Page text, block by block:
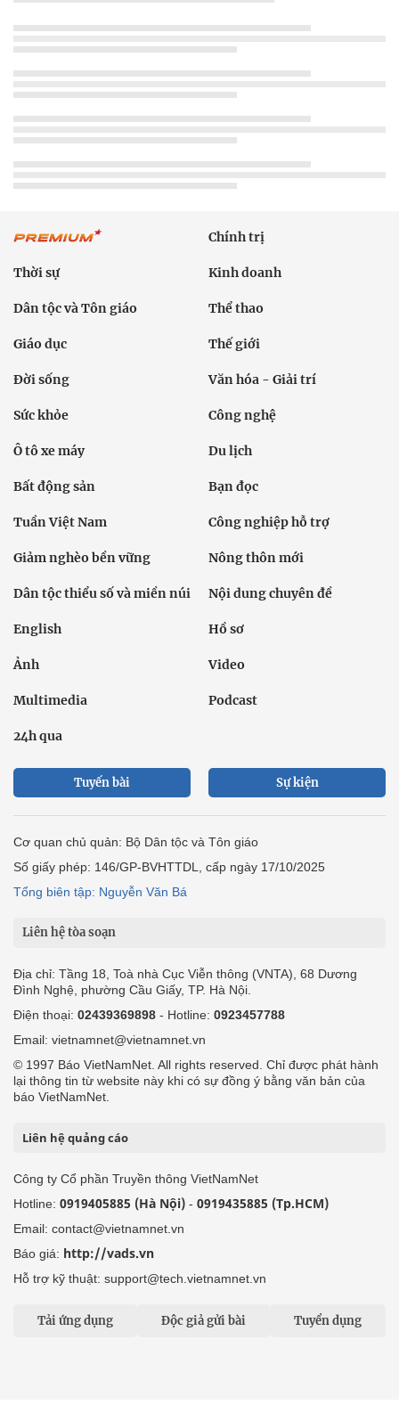
Chính trị
Thời sự Kinh doanh
Dân tộc và Tôn giáo Thể thao
Giáo dục Thế giới
Đời sống Văn hóa - Giải trí
Sức khỏe Công nghệ
Ô tô xe máy Du lịch
Bất động sản Bạn đọc
Tuần Việt Nam Công nghiệp hỗ trợ
Giảm nghèo bền vững Nông thôn mới
Dân tộc thiểu số và miền núi Nội dung chuyên đề
English Hồ sơ
Ảnh Video
Multimedia Podcast
24h qua
Tuyến bài Sự kiện
Cơ quan chủ quản: Bộ Dân tộc và Tôn giáo
Số giấy phép: 146/GP-BVHTTDL, cấp ngày 17/10/2025
Tổng biên tập: Nguyễn Văn Bá
Liên hệ tòa soạn
Địa chỉ: Tầng 18, Toà nhà Cục Viễn thông (VNTA), 68 Dương
Đình Nghệ, phường Cầu Giấy, TP. Hà Nội.
Điện thoại: 02439369898 - Hotline: 0923457788
Email: vietnamnet@vietnamnet.vn
© 1997 Báo VietNamNet. All rights reserved. Chỉ được phát hành
lại thông tin từ website này khi có sự đồng ý bằng văn bản của
báo VietNamNet.
Liên hệ quảng cáo
Công ty Cổ phần Truyền thông VietNamNet
Hotline: 0919405885 (Hà Nội) - 0919435885 (Tp.HCM)
Email: contact@vietnamnet.vn
Báo giá: http://vads.vn
Hỗ trợ kỹ thuật: support@tech.vietnamnet.vn
Tải ứng dụng Độc giả gửi bài Tuyển dụng